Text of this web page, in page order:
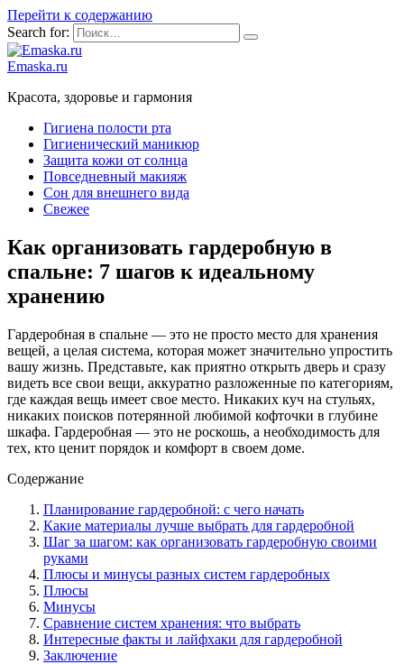
Перейти к содержанию
Search for:
Emaska.ru
Красота, здоровье и гармония
Гигиена полости рта
Гигиенический маникюр
Защита кожи от солнца
Повседневный макияж
Сон для внешнего вида
Свежее
Как организовать гардеробную в
спальне: 7 шагов к идеальному
хранению
Гардеробная в спальне — это не просто место для хранения
вещей, а целая система, которая может значительно упростить
вашу жизнь. Представьте, как приятно открыть дверь и сразу
видеть все свои вещи, аккуратно разложенные по категориям,
где каждая вещь имеет свое место. Никаких куч на стульях,
никаких поисков потерянной любимой кофточки в глубине
шкафа. Гардеробная — это не роскошь, а необходимость для
тех, кто ценит порядок и комфорт в своем доме.
Содержание
Планирование гардеробной: с чего начать
Какие материалы лучше выбрать для гардеробной
Шаг за шагом: как организовать гардеробную своими
руками
Плюсы и минусы разных систем гардеробных
Плюсы
Минусы
Сравнение систем хранения: что выбрать
Интересные факты и лайфхаки для гардеробной
Заключение